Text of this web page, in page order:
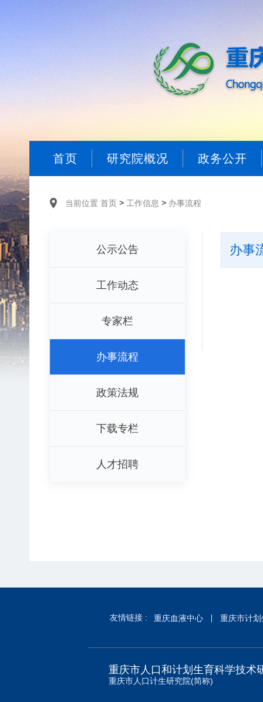
首页 研究院概况 政务公开
当前位置 首页 > 工作信息 > 办事流程
公示公告
工作动态
专家栏
办事流程
政策法规
下载专栏
人才招聘
办事
友情链接 : 重庆血液中心 重庆市计
重庆市人口和计划生育科学技术
重庆市人口计生研究院(简称)